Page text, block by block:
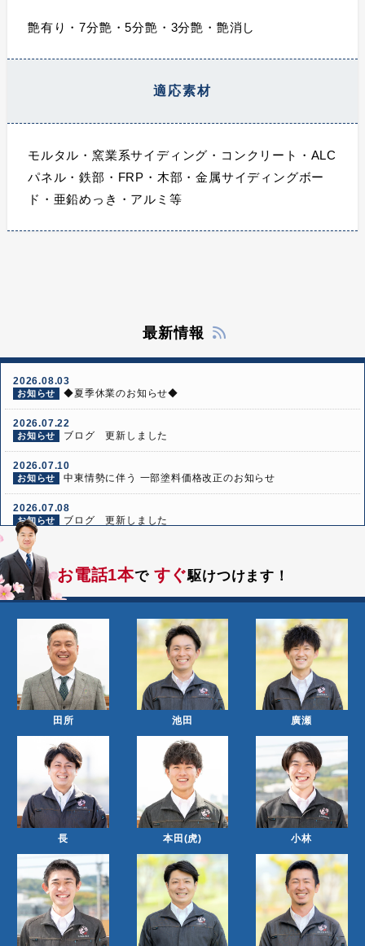
艶有り・7分艶・5分艶・3分艶・艶消し
適応素材
モルタル・窯業系サイディング・コンクリート・ALC
パネル・鉄部・FRP・木部・金属サイディングボー
ド・亜鉛めっき・アルミ等
最新情報
2026.08.03
お知らせ ◆夏季休業のお知らせ◆
2026.07.22
お知らせ ブログ 更新しました
2026.07.10
お知らせ 中東情勢に伴う 一部塗料価格改正のお知らせ
2026.07.08
お知らせ ブログ 更新しました
2026.06.24
お知らせ
2026.06.10
お知らせ ブログ 更新しました
お電話1本で すぐ駆けつけます！
田所 池田 廣瀬
長 本田(虎) 小林